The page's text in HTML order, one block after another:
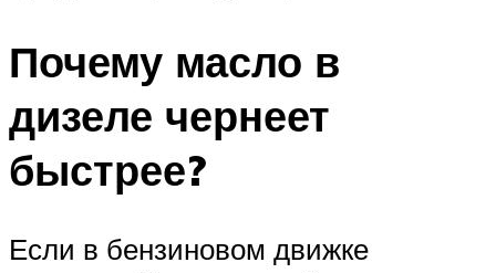
Почему масло в
дизеле чернеет
быстрее?
Если в бензиновом движке